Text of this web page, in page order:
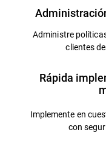
Administre
clientes
Rápida
Implemente en
con